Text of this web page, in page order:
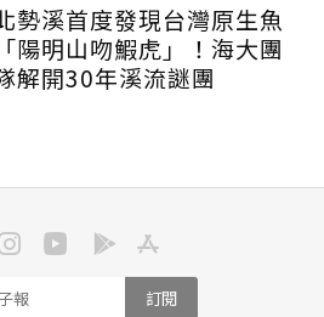
勢溪首度發現台灣原生魚
「陽明山吻鰕虎」！海大團
解開30年溪流謎團
訂閱